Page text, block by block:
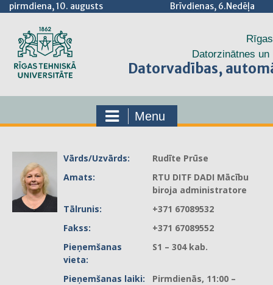
pirmdiena, 10. augusts Brīvdienas, 6.Nedēļa
Datorzinātnes
Datorvadības,
Menu
Vārds/Uzvārds:
Rudīte Prūse
Amats:
RTU DITF DADI Mācību
biroja administratore
Tālrunis:
+371 67089532
Fakss:
+371 67089552
Pieņemšanas
vieta:
S1 – 304 kab.
Pieņemšanas laiki:
Pirmdienās, 11:00 –